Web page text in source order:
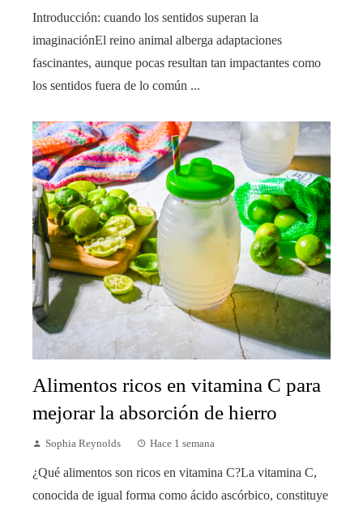
Introducción: cuando los sentidos superan la
imaginaciónEl reino animal alberga adaptaciones
fascinantes, aunque pocas resultan tan impactantes como
los sentidos fuera de lo común ...
Alimentos ricos en vitamina C para
mejorar la absorción de hierro
Sophia Reynolds Hace 1 semana
¿Qué alimentos son ricos en vitamina C?La vitamina C,
conocida de igual forma como ácido ascórbico, constituye